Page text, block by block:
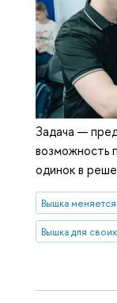
Задача —
возможность
одинок в
Вышка меняется
Вышка для своих